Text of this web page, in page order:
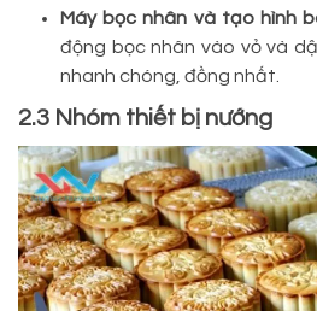
Máy bọc nhân và tạo hình
động bọc nhân vào vỏ và
nhanh chóng, đồng nhất.
2.3 Nhóm thiết bị nướng